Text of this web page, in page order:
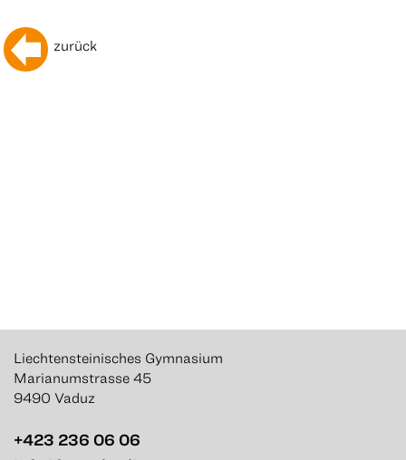
zurück
Liechtensteinisches Gymnasium
Marianumstrasse 45
9490 Vaduz
+423 236 06 06